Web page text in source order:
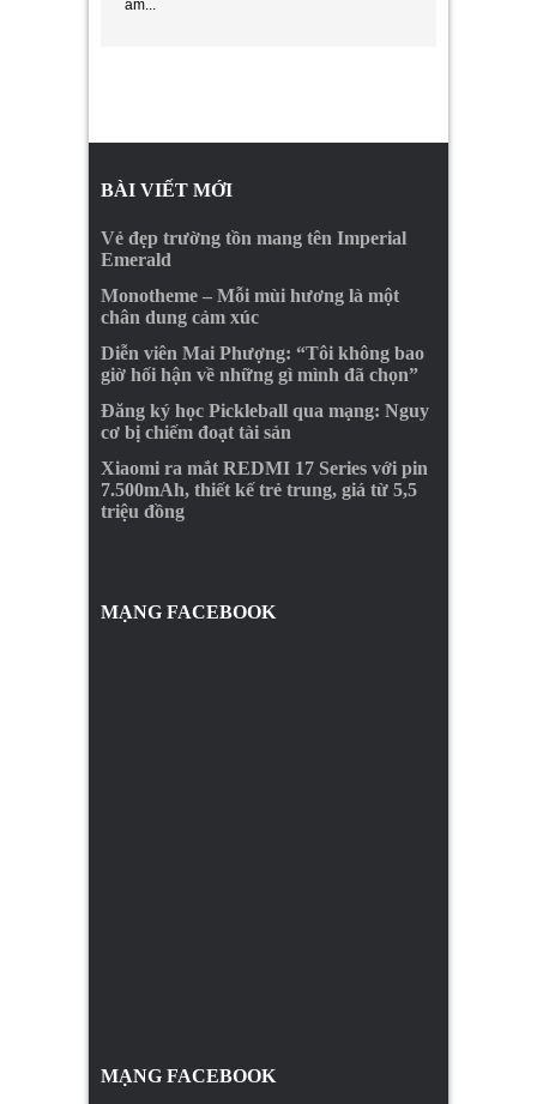
ẩm...
BÀI VIẾT MỚI
Vẻ đẹp trường tồn mang tên Imperial
Emerald
Monotheme – Mỗi mùi hương là một
chân dung cảm xúc
Diễn viên Mai Phượng: “Tôi không bao
giờ hối hận về những gì mình đã chọn”
Đăng ký học Pickleball qua mạng: Nguy
cơ bị chiếm đoạt tài sản
Xiaomi ra mắt REDMI 17 Series với pin
7.500mAh, thiết kế trẻ trung, giá từ 5,5
triệu đồng
MẠNG FACEBOOK
MẠNG FACEBOOK